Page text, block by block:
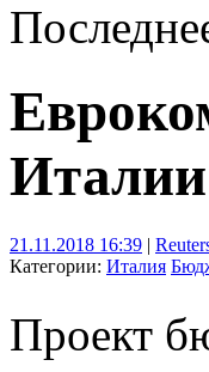
Италии
21.11.2018 16:39 |
Категории: Италия
Проект